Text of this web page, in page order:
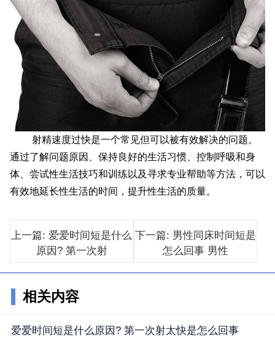
射精速度过快是一个常见但可以被有效解决的问题。
通过了解问题原因、保持良好的生活习惯、控制呼吸和身
体、尝试性生活技巧和训练以及寻求专业帮助等方法，可以
有效地延长性生活的时间，提升性生活的质量。
上一篇: 爱爱时间短是什么
原因? 第一次射
下一篇: 男性同床时间短是
怎么回事 男性
相关内容
爱爱时间短是什么原因? 第一次射太快是怎么回事